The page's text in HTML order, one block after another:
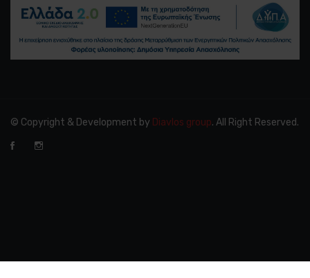
© Copyright & Development by Diavlos group. All Right Reserved.